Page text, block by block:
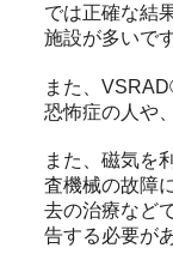
では正確な結
施設が多いです
また、
恐怖症の人や
また、磁気を
査機械の故障
去の治療など
告する必要が